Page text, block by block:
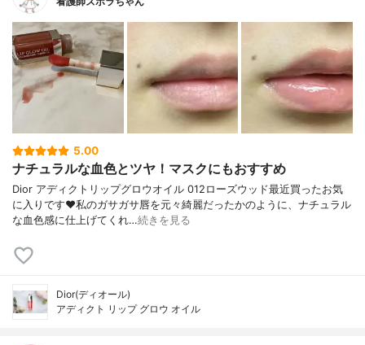
5.00
ナチュラルな血色とツヤ！マスクにもおすすめ
Dior アディクトリップグロウオイル 012ローズウッド最近買ったお気
に入りです❤️私のガサガサ唇を元々綺麗だったかのように、ナチュラル
な血色感に仕上げてくれ…続きを見る
Dior(ディオール)
アディクト リップ グロウ オイル